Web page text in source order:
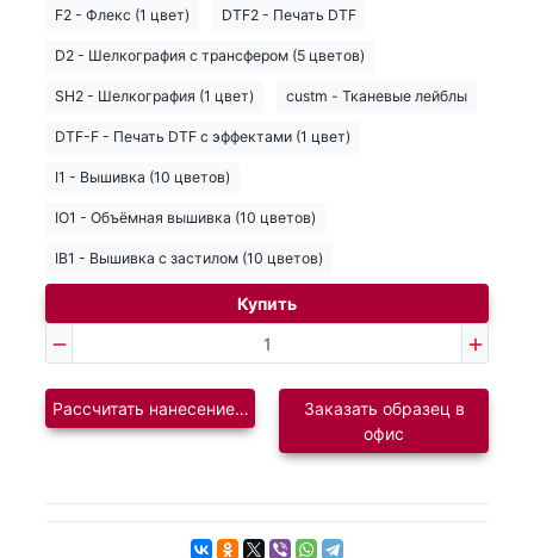
F2 - Флекс (1 цвет) DTF2 - Печать DTF
D2 - Шелкография с трансфером (5 цветов)
SH2 - Шелкография (1 цвет) custm - Тканевые лейблы
DTF-F - Печать DTF с эффектами (1 цвет)
I1 - Вышивка (10 цветов)
IO1 - Объёмная вышивка (10 цветов)
IB1 - Вышивка с застилом (10 цветов)
Купить
Рассчитать нанесение логотипаЗаказать образец в
офис